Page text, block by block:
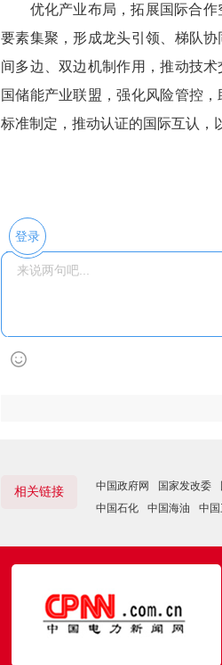
优化产业布局，拓展国际合作
要素集聚，形成龙头引领、梯队
间多边、双边机制作用，推动技
国储能产业联盟，强化风险管控
标准制定，推动认证的国际互认，
登录
相关链接 中国政府网 国家发改委
中国石化
中国海油 中